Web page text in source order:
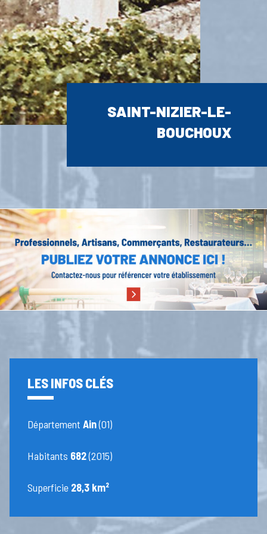
SAINT-NIZIER-LE-
BOUCHOUX
LES INFOS CLÉS
DépartementAin(01)
Habitants 682(2015)
Superficie 28,3 km²